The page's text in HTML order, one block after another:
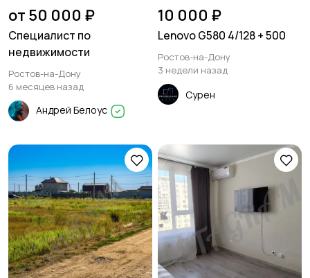
от 50 000 ₽
Специалист по
недвижимости
Ростов-на-Дону
6 месяцев назад
Андрей Белоус
10 000 ₽
Lenovo G580 4/128 + 500
Ростов-на-Дону
3 недели назад
Сурен